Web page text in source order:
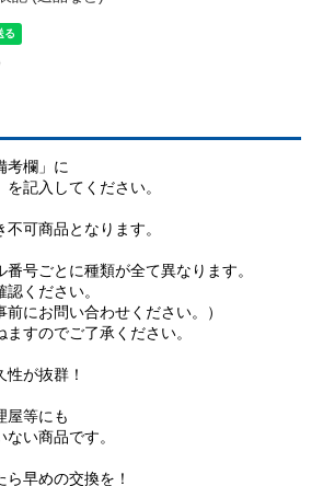
考欄」に
記入してください。
可商品となります。
号ごとに種類が全て異なります。
ください。
前にお問い合わせください。）
すのでご了承ください。
が抜群！
屋等にも
い商品です。
早めの交換を！